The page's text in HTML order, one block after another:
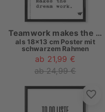
Teamwork makes the dream work
als 18x13 cm Poster mit
schwarzem Rahmen
ab 21,99 €
ab 24,99 €